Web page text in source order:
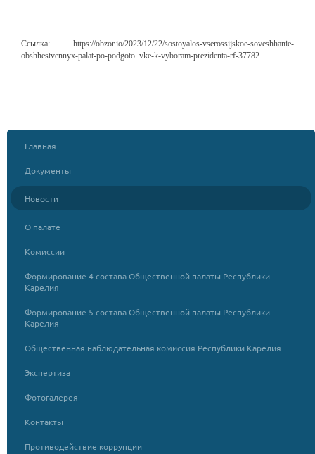
Ссылка: https://obzor.io/2023/12/22/sostoyalos-vserossijskoe-soveshhanie-
obshhestvennyx-palat-po-podgoto vke-k-vyboram-prezidenta-rf-37782
Главная
Документы
Новости
О палате
Комиссии
Формирование 4 состава Общественной палаты Республики
Карелия
Формирование 5 состава Общественной палаты Республики
Карелия
Общественная наблюдательная комиссия Республики Карелия
Экспертиза
Фотогалерея
Контакты
Противодействие коррупции